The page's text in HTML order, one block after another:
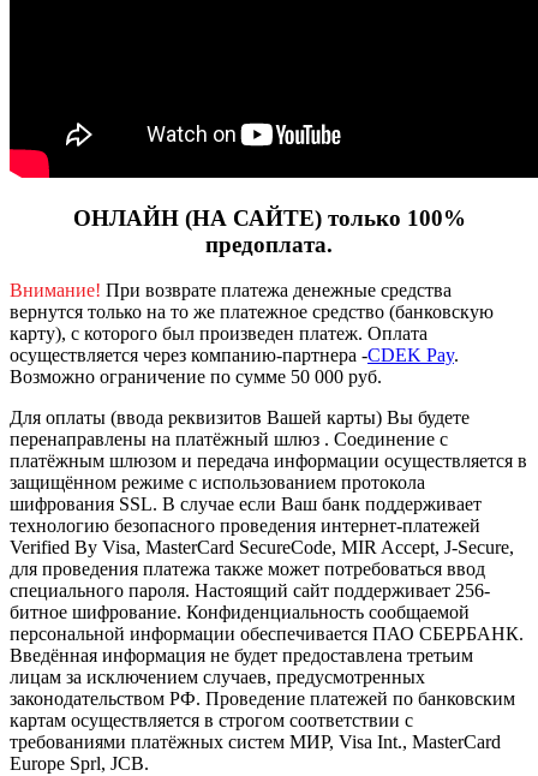
ОНЛАЙН (НА САЙТЕ) только 100%
предоплата.
Внимание! При возврате платежа денежные средства
вернутся только на то же платежное средство (банковскую
карту), с которого был произведен платеж. Оплата
осуществляется через компанию-партнера -CDEK Pay.
Возможно ограничение по сумме 50 000 руб.
Для оплаты (ввода реквизитов Вашей карты) Вы будете
перенаправлены на платёжный шлюз . Соединение с
платёжным шлюзом и передача информации осуществляется в
защищённом режиме с использованием протокола
шифрования SSL. В случае если Ваш банк поддерживает
технологию безопасного проведения интернет-платежей
Verified By Visa, MasterCard SecureCode, MIR Accept, J-Secure,
для проведения платежа также может потребоваться ввод
специального пароля. Настоящий сайт поддерживает 256-
битное шифрование. Конфиденциальность сообщаемой
персональной информации обеспечивается ПАО СБЕРБАНК.
Введённая информация не будет предоставлена третьим
лицам за исключением случаев, предусмотренных
законодательством РФ. Проведение платежей по банковским
картам осуществляется в строгом соответствии с
требованиями платёжных систем МИР, Visa Int., MasterCard
Europe Sprl, JCB.